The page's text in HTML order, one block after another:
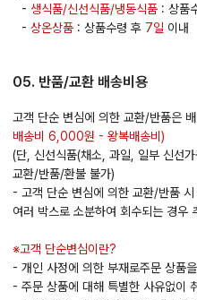
- 생식품/신선식품/냉동식품 : 상품
- 상온상품 : 상품수령 후 7일 이내
05. 반품/교환 배송비용
고객 단순 변심에 의한 교환/반품은
배송비 6,000원 - 왕복배송비)
(단, 신선식품(채소, 과일, 일부 신선
교환/반품/환불 불가)
- 고객 단순 변심에 의한 교환/반품
여러 박스로 소분하여 회수되는 경우
※고객 단순변심이란?
- 개인 사정에 의한 부재로주문 상품
- 주문 상품에 대해 특별한 사유없이